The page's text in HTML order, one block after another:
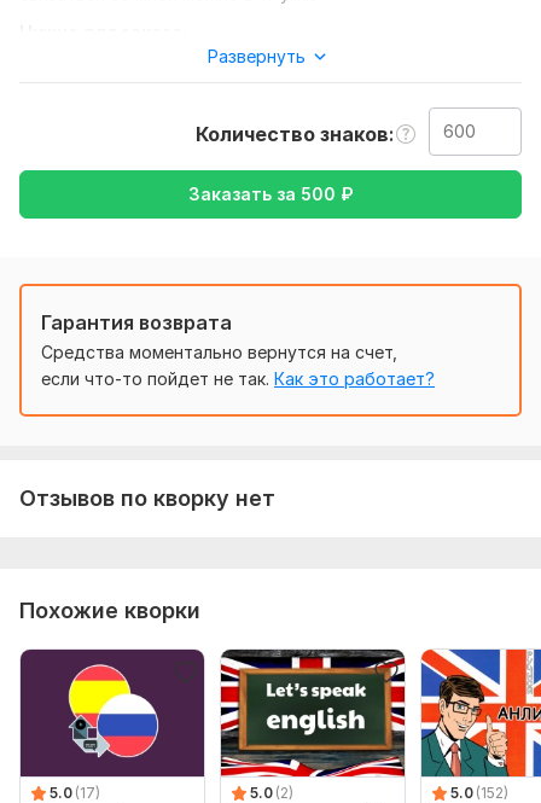
Ожидаю от вас текст, желательно в формате документа,
Спорт,
Хобби и увлечения, Электроника, гаджеты
с Русского на Английский
Объем услуги в кворке:
Развернуть
Количество знаков
Заказать за 500 ₽
Гарантия возврата
Средства моментально вернутся на счет,
если что-то пойдет не так. Как это работает?
Отзывов по кворку нет
Похожие кворки
5.0 (17)
5.0 (2)
5.0 (152)